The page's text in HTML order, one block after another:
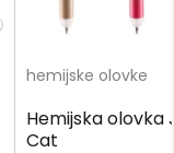
hemijske olovke
Hemijska olovka
Cat